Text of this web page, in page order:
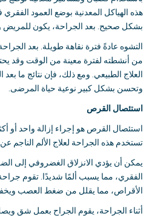
هذه الهياكل المعدنية بوضع العمود
بشكل صحيح. بعد الجراحة، يكون
التشوه عادةً فترة نقاهة طويلة. بعد
من أنشطته لفترة معينة من الوقت وقد
العلاج الطبيعي. ومع ذلك، فإن نتائج ما
وتحسن بشكل كبير نوعية حياة المرضى.
استئصال القرص
استئصال القرص هو إجراء إزالة واحد أو
تستخدم هذه الجراحة لعلاج الألم
يمكن أن يؤدي الانزلاق الغضروفي إلى
الفقري، مما يسبب ألمًا شديدًا . تقوم
الأقراص، مما يقلل من ضغط العصب
أثناء الجراحة، يقوم الجراح بعمل شق